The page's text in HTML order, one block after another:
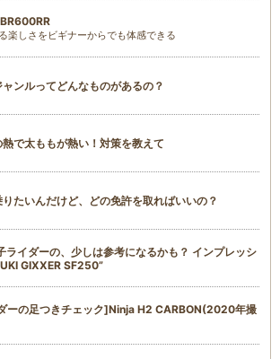
楽しさをビギナーからでも体感できる
ンルってどんなものがあるの？
熱で太ももが熱い！対策を教えて
たいんだけど、どの免許を取ればいいの？
ライダーの、少しは参考になるかも？ インプレッシ
GIXXER SF250”
ーの足つきチェック]Ninja H2 CARBON(2020年撮